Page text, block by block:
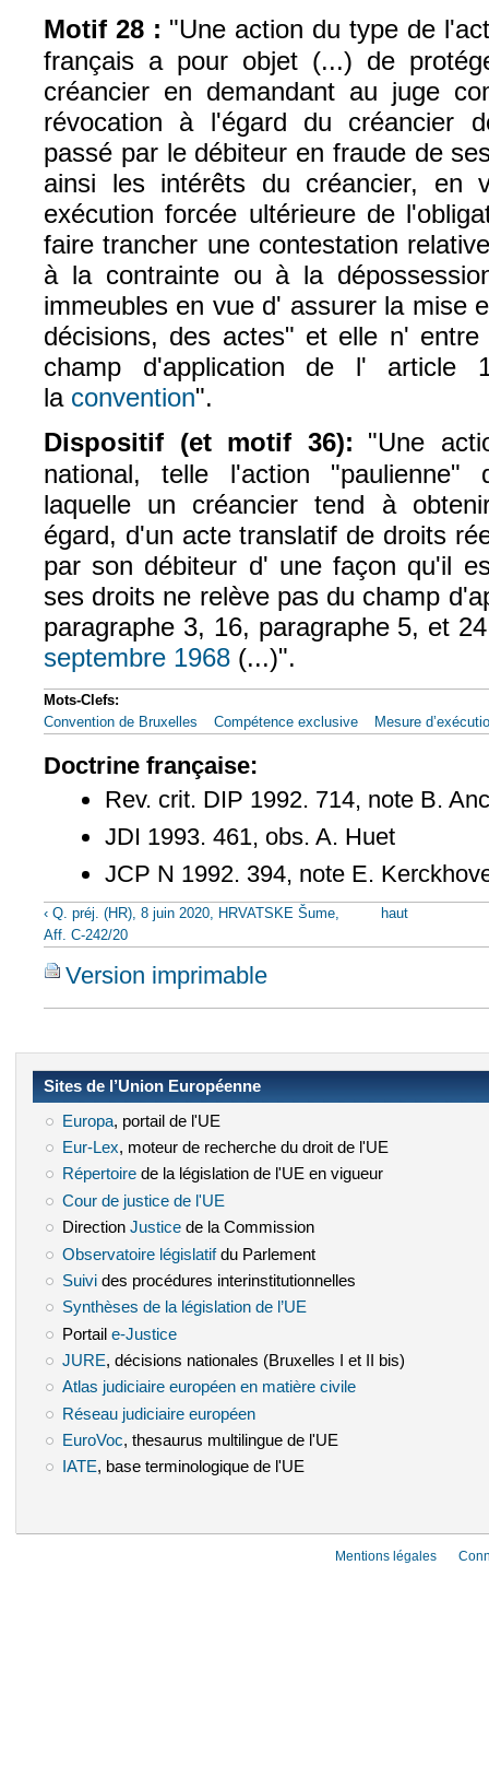
Motif 28 : "Une action du type de
français a pour objet (...) de
créancier en demandant au juge
révocation à l'égard du créancier
passé par le débiteur en fraude de
ainsi les intérêts du créancier, en
exécution forcée ultérieure de
faire trancher une contestation
à la contrainte ou à la
immeubles en vue d' assurer la mise
décisions, des actes" et elle n'
champ d'application de l' article
la convention(le lien est externe)
".
Dispositif (et motif 36): "Une
national, telle l'action
laquelle un créancier tend à
égard, d'un acte translatif de droits
par son débiteur d' une façon qu'il
ses droits ne relève pas du champ
paragraphe 3, 16, paragraphe 5, et
septembre 1968 (le lien est externe)
(...)".
Mots-Clefs:
Convention de Bruxelles
Compétence exclusive Mesure
Doctrine française:
Rev. crit. DIP 1992. 714, note B.
JDI 1993. 461, obs. A. Huet
JCP N 1992. 394, note E.
‹ Q. préj. (HR), 8 juin 2020, HRVATSKE Šume,
Aff. C-242/20
haut
Version imprimable
Sites de l’Union Européenne
Europa(le lien est externe)
, portail de l'UE
Eur-Lex(le lien est externe)
, moteur de recherche du droit de l'UE
Répertoire(le lien est externe)
de la législation de l'UE en vigueur
Cour de justice de l'UE
Direction Justice(le lien est externe)
de la Commission
Observatoire législatif(le lien est externe)
du Parlement
Suivi(le lien est externe)
des procédures interinstitutionnelles
Synthèses de la législation de l’UE
Portail e-Justice(le lien est externe)
JURE(le lien est externe)
, décisions nationales (Bruxelles I et II bis)
Atlas judiciaire européen en matière civile(le lien est externe)
Réseau judiciaire européen(le lien est externe)
EuroVoc(le lien est externe)
, thesaurus multilingue de l'UE
IATE(le lien est externe)
, base terminologique de l'UE
Mentions légales